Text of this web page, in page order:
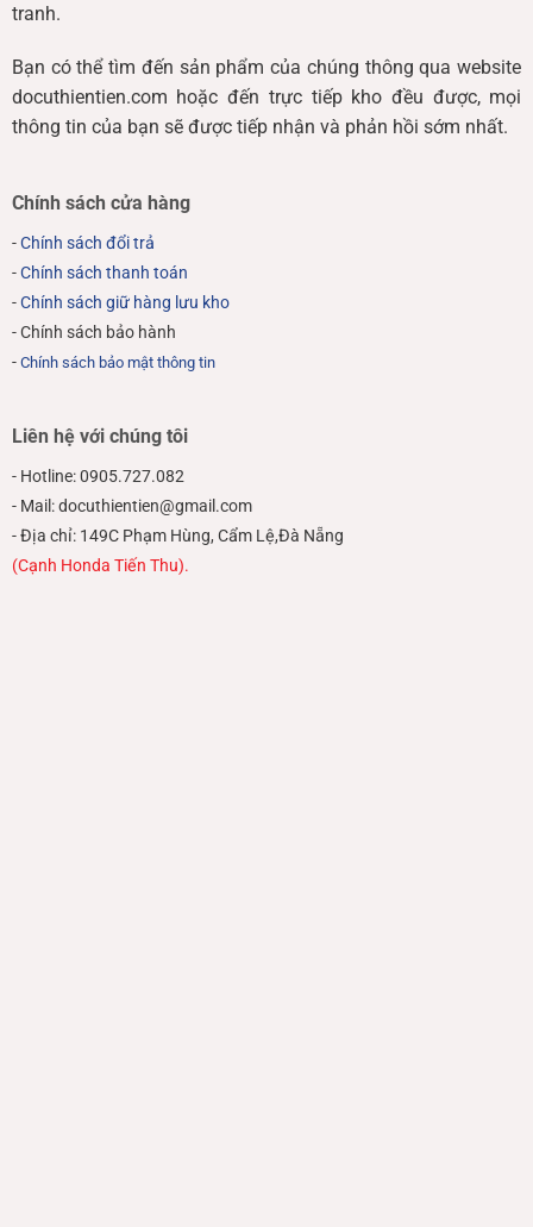
tranh.
Bạn có thể tìm đến sản phẩm của chúng thông qua website
docuthientien.com hoặc đến trực tiếp kho đều được, mọi
thông tin của bạn sẽ được tiếp nhận và phản hồi sớm nhất.
Chính sách cửa hàng
-Chính sách đổi trả
-Chính sách thanh toán
-Chính sách giữ hàng lưu kho
- Chính sách bảo hành
- Chính sách bảo mật thông tin
Liên hệ với chúng tôi
- Hotline: 0905.727.082
- Mail: docuthientien@gmail.com
- Địa chỉ: 149C Phạm Hùng, Cẩm Lệ,Đà Nẵng
(Cạnh Honda Tiến Thu).